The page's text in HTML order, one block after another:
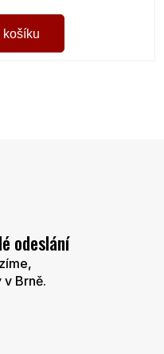
košíku
odeslání
Brně.